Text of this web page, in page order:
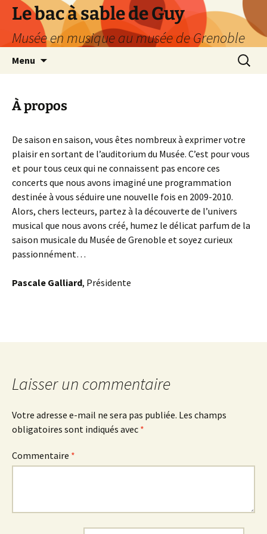
Le bac à sable de Guy
Musée en musique au musée de Grenoble
Menu
À propos
De saison en saison, vous êtes nombreux à exprimer votre
plaisir en sortant de l’auditorium du Musée. C’est pour vous
et pour tous ceux qui ne connaissent pas encore ces
concerts que nous avons imaginé une programmation
destinée à vous séduire une nouvelle fois en 2009-2010.
Alors, chers lecteurs, partez à la découverte de l’univers
musical que nous avons créé, humez le délicat parfum de la
saison musicale du Musée de Grenoble et soyez curieux
passionnément…
Pascale Galliard, Présidente
Laisser un commentaire
Votre adresse e-mail ne sera pas publiée. Les champs
obligatoires sont indiqués avec *
Commentaire *